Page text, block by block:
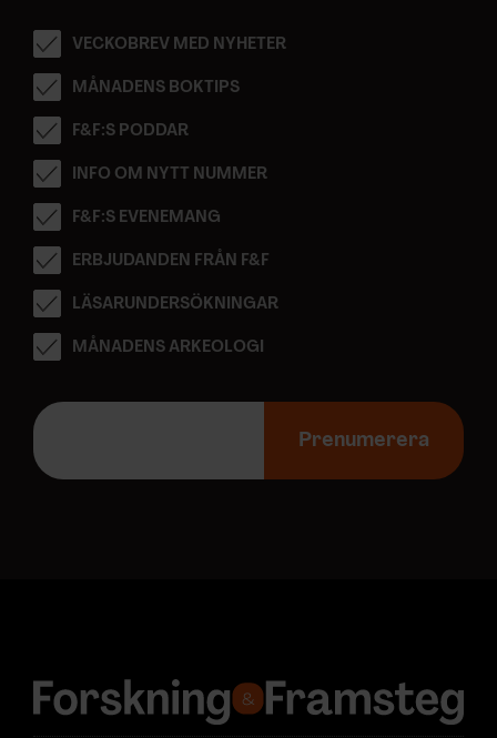
VECKOBREV MED NYHETER
MÅNADENS BOKTIPS
F&F:S PODDAR
INFO OM NYTT NUMMER
F&F:S EVENEMANG
ERBJUDANDEN FRÅN F&F
LÄSARUNDERSÖKNINGAR
MÅNADENS ARKEOLOGI
E
p
s
:
Prenumerera